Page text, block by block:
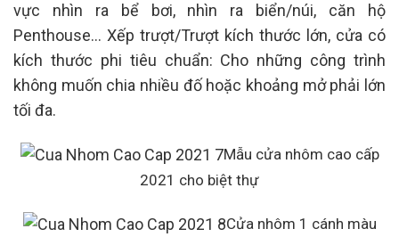
vực nhìn ra bể bơi, nhìn ra biển/núi, căn hộ
Penthouse… Xếp trượt/Trượt kích thước lớn, cửa có
kích thước phi tiêu chuẩn: Cho những công trình
không muốn chia nhiều đố hoặc khoảng mở phải lớn
tối đa.
Mẫu cửa nhôm cao cấp
2021 cho biệt thự
Cửa nhôm 1 cánh màu